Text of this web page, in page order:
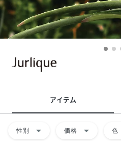
アイテム
性別 arrow_drop_down 価格 arrow_drop_down 色